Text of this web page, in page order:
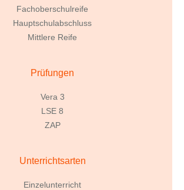
Fachoberschulreife
Hauptschulabschluss
Mittlere Reife
Prüfungen
Vera 3
LSE 8
ZAP
Unterrichtsarten
Einzelunterricht